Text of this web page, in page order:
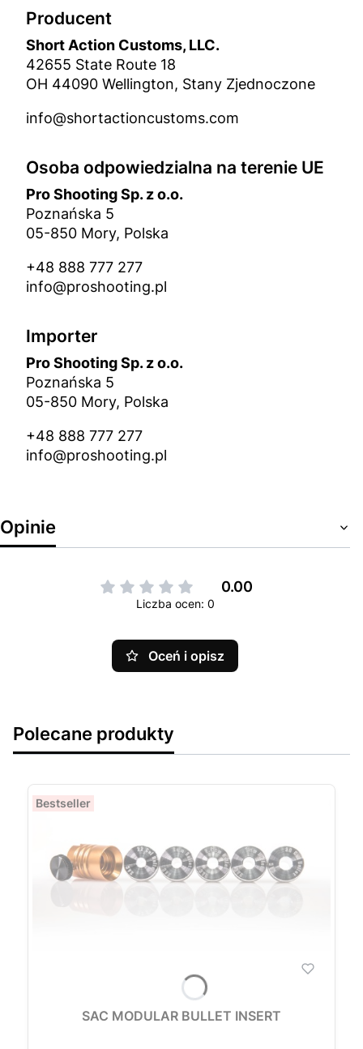
Producent
Short Action Customs, LLC.
42655 State Route 18
OH 44090 Wellington, Stany Zjednoczone
info@shortactioncustoms.com
Osoba odpowiedzialna na terenie UE
Pro Shooting Sp. z o.o.
Poznańska 5
05-850 Mory, Polska
+48 888 777 277
info@proshooting.pl
Importer
Pro Shooting Sp. z o.o.
Poznańska 5
05-850 Mory, Polska
+48 888 777 277
info@proshooting.pl
Opinie
0.00
Liczba ocen: 0
Oceń i opisz
Polecane produkty
Bestseller
SAC MODULAR BULLET INSERT